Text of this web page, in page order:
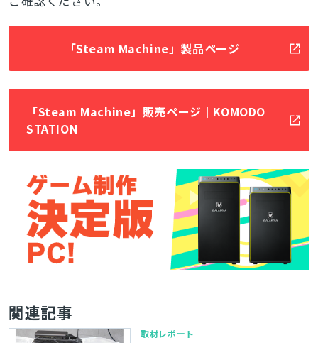
「Steam Machine」製品ページ
「Steam Machine」販売ページ｜KOMODO
STATION
関連記事
取材レポート